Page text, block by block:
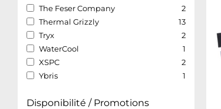
The Feser Company
2
Thermal Grizzly
13
Tryx
2
WaterCool
1
XSPC
2
Ybris
1
Disponibilité / Promotions